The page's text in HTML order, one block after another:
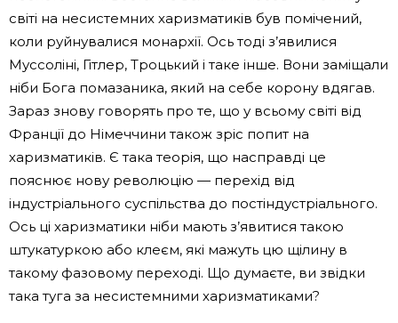
світі на несистемних харизматиків був помічений,
коли руйнувалися монархії. Ось тоді з’явилися
Муссоліні, Гітлер, Троцький і таке інше. Вони заміщали
ніби Бога помазаника, який на себе корону вдягав.
Зараз знову говорять про те, що у всьому світі від
Франції до Німеччини також зріс попит на
харизматиків. Є така теорія, що насправді це
пояснює нову революцію — перехід від
індустріального суспільства до постіндустріального.
Ось ці харизматики ніби мають з’явитися такою
штукатуркою або клеєм, які мажуть цю щілину в
такому фазовому переході. Що думаєте, ви звідки
така туга за несистемними харизматиками?